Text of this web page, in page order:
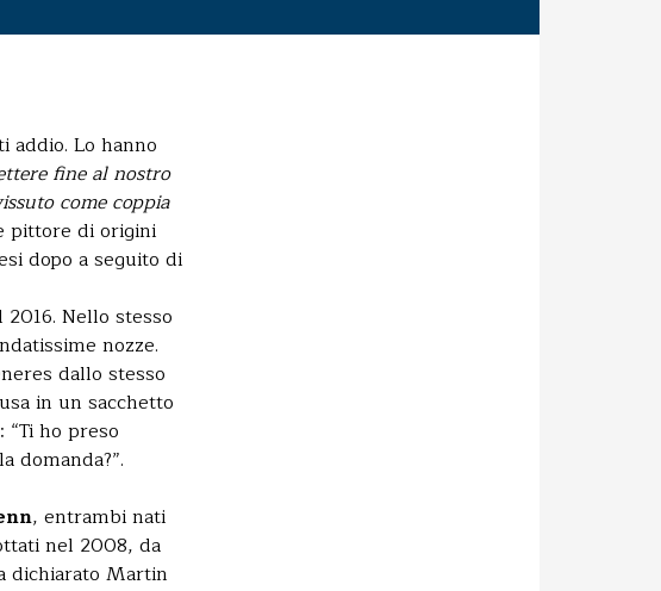
addio. Lo hanno
fine al nostro
come coppia
pittore di origini
dopo a seguito di
Nello stesso
nozze.
dallo stesso
in un sacchetto
ho preso
domanda?”.
, entrambi nati
nel 2008, da
dichiarato Martin